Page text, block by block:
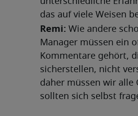
das auf viele Weisen
Remi: Wie andere
Manager müssen ein
Kommentare gehört,
sicherstellen, nicht
daher müssen wir alle
sollten sich selbst